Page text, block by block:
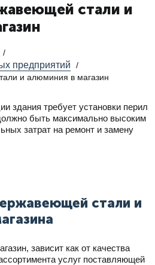
стали и
/
предприятий
/
и алюминия в магазин
здания требует установки перил
быть максимально высоким
затрат на ремонт и замену
стали и
зависит как от качества
услуг поставляющей